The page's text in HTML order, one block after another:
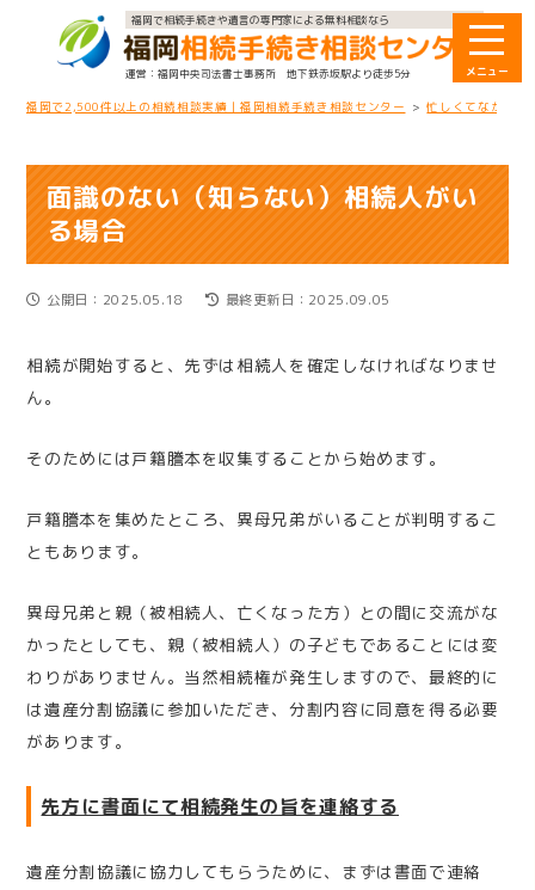
福岡で相続手続きや遺言の専門家による無料相談なら
福岡中央司法書士事務所 地下鉄赤坂駅より徒歩5分
福岡で2,500件以上の相続相談実績｜福岡相続手続き相談センター >忙しくてなかなか
面識のない（知らない）相続人がい
る場合
公開日：2025.05.18 最終更新日：2025.09.05
相続が開始すると、先ずは相続人を確定しなければなりませ
ん。
そのためには戸籍謄本を収集することから始めます。
戸籍謄本を集めたところ、異母兄弟がいることが判明するこ
ともあります。
異母兄弟と親（被相続人、亡くなった方）との間に交流がな
かったとしても、親（被相続人）の子どもであることには変
わりがありません。当然相続権が発生しますので、最終的に
は遺産分割協議に参加いただき、分割内容に同意を得る必要
があります。
先方に書面にて相続発生の旨を連絡する
遺産分割協議に協力してもらうために、まずは書面で連絡